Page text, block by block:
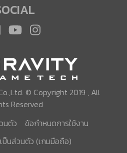
© Copyright 2019 , All
Reserved
นตัว
ข้อกำหนดการใช้งาน
ป็นส่วนตัว (เกมมือถือ)